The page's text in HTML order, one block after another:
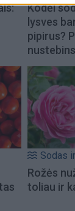
Kodėl
lysves
pipirus?
nustebins
Sodas
Rožės
toliau ir